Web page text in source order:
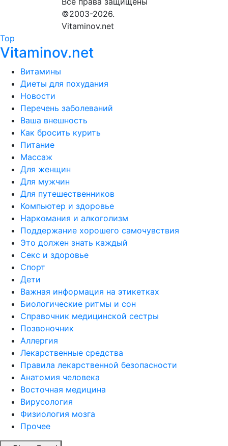
©2003-2026.
Vitaminov.net
Top
Vitaminov.net
Витамины
Диеты для похудания
Новости
Перечень заболеваний
Ваша внешность
Как бросить курить
Питание
Массаж
Для женщин
Для мужчин
Для путешественников
Компьютер и здоровье
Наркомания и алкоголизм
Поддержание хорошего самочувствия
Это должен знать каждый
Секс и здоровье
Спорт
Дети
Важная информация на этикетках
Биологические ритмы и сон
Справочник медицинской сестры
Позвоночник
Аллергия
Лекарственные средства
Правила лекарственной безопасности
Aнатомия человека
Восточная медицина
Вирусология
Физиология мозга
Прочее